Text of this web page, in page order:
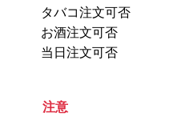
タバコ注文可否
お酒注文可否
当日注文可否
注意